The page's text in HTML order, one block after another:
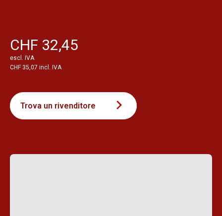
CHF 32,45
escl. IVA
CHF 35,07 incl. IVA
Trova un rivenditore